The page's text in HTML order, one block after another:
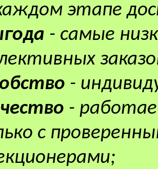
этапе
- самые
-
-
с